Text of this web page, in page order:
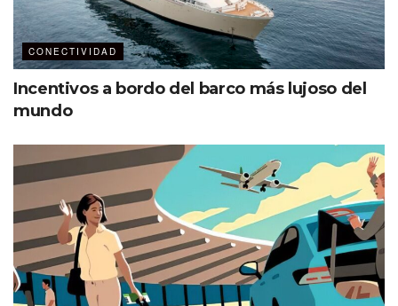
CONECTIVIDAD
Incentivos a bordo del barco más lujoso del
mundo